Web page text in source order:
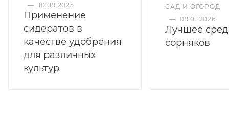
— 10.09.2025
Применение
сидератов в
качестве удобрения
для различных
культур
САД И ОГОРОД
— 09.01.2026
Лучшее
сорняков